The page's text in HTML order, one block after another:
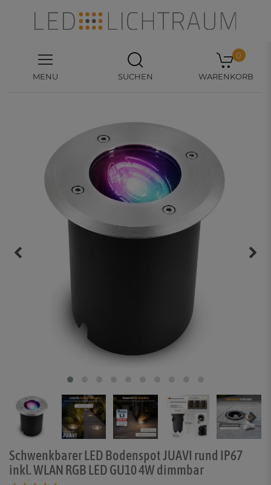
MENU SUCHEN
0
WARENKORB
Schwenkbarer LED Bodenspot JUAVI rund IP67
inkl. WLAN RGB LED GU10 4W dimmbar